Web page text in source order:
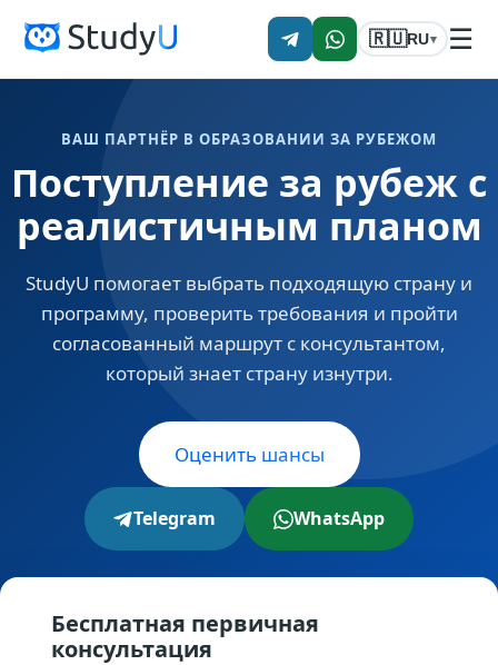
🇷🇺RU▾ ☰
ВАШ ПАРТНЁР В ОБРАЗОВАНИИ ЗА РУБЕЖОМ
Поступление за рубеж с
реалистичным планом
StudyU помогает выбрать подходящую страну и
программу, проверить требования и пройти
согласованный маршрут с консультантом,
который знает страну изнутри.
Оценить шансы
Telegram WhatsApp
Бесплатная первичная
консультация